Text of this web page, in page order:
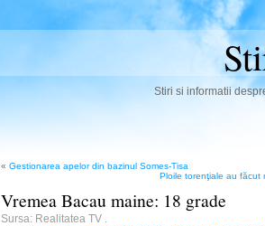
Stiri si informatii
« Gestionarea apelor din bazinul Somes-Tisa
Ploile torenţiale au făcut
Vremea Bacau maine: 18 grade
Sursa: Realitatea TV